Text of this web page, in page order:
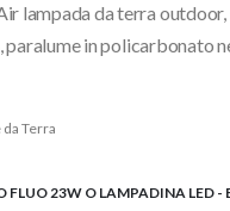
da
1.875,00€
lampada da terra
paralume in policarbonato
da Terra
FLUO 23W O LAMPADINA LED -